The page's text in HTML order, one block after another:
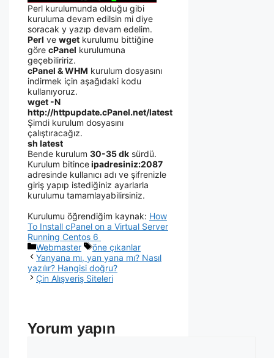
Perl kurulumunda olduğu gibi
kuruluma devam edilsin mi diye
soracak y yazıp devam edelim.
Perl ve wget kurulumu bittiğine
göre cPanel kurulumuna
geçebiliririz.
cPanel & WHM kurulum dosyasını
indirmek için aşağıdaki kodu
kullanıyoruz.
wget -N
http://httpupdate.cPanel.net/latest
Şimdi kurulum dosyasını
çalıştıracağız.
sh latest
Bende kurulum 30-35 dk sürdü.
Kurulum bitinceipadresiniz:2087
adresinde kullanıcı adı ve şifrenizle
giriş yapıp istediğiniz ayarlarla
kurulumu tamamlayabilirsiniz.
Kurulumu öğrendiğim kaynak: How
To Install cPanel on a Virtual Server
Running Centos 6
Webmaster
öne çıkanlar
Yanyana mı, yan yana mı? Nasıl
yazılır? Hangisi doğru?
Çin Alışveriş Siteleri
Yorum yapın